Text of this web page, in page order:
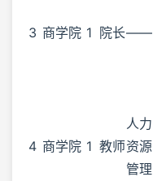
3 商学院 1 院长——
4 商学院 1 教师
人力
资源
管理